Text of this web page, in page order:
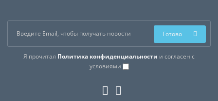
Я прочитал Политика конфиденциальности и согласен с
условиями
Готово